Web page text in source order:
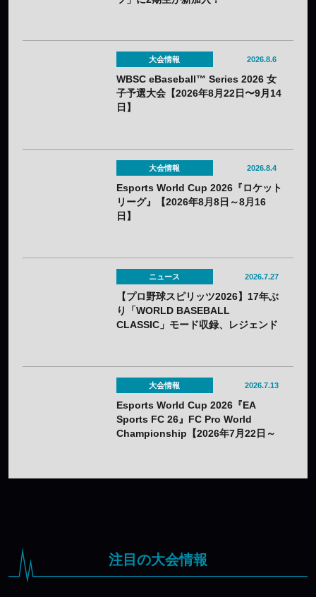
大会情報 2026.8.6
WBSC eBaseball™ Series 2026 女
子予選大会【2026年8月22日〜9月14
日】
大会情報 2026.8.4
Esports World Cup 2026『ロケット
リーグ』【2026年8月8日～8月16
日】
ニュース 2026.7.27
【プロ野球スピリッツ2026】17年ぶ
り「WORLD BASEBALL
CLASSIC」モード収録、レジェンド
大会情報 2026.7.13
Esports World Cup 2026『EA
Sports FC 26』FC Pro World
Championship【2026年7月22日～
注目の大会情報